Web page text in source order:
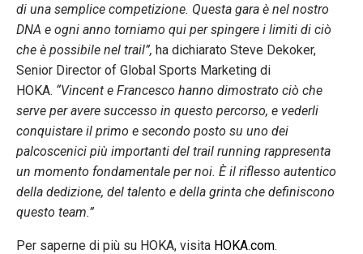
di una semplice competizione. Questa gara è nel nostro
DNA e ogni anno torniamo qui per spingere i limiti di ciò
che è possibile nel trail”, ha dichiarato Steve Dekoker,
Senior Director of Global Sports Marketing di
HOKA. “Vincent e Francesco hanno dimostrato ciò che
serve per avere successo in questo percorso, e vederli
conquistare il primo e secondo posto su uno dei
palcoscenici più importanti del trail running rappresenta
un momento fondamentale per noi. È il riflesso autentico
della dedizione, del talento e della grinta che definiscono
questo team.”
Per saperne di più su HOKA, visita HOKA.com.